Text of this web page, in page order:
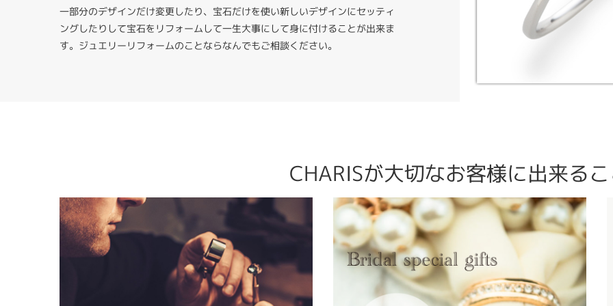
一部分のデザインだけ変更したり、宝石だけを使い新しいデザインにセッティ
ングしたりして宝石をリフォームして一生大事にして身に付けることが出来ま
す。ジュエリーリフォームのことならなんでもご相談ください。
CHARISが大切なお客様に出来る